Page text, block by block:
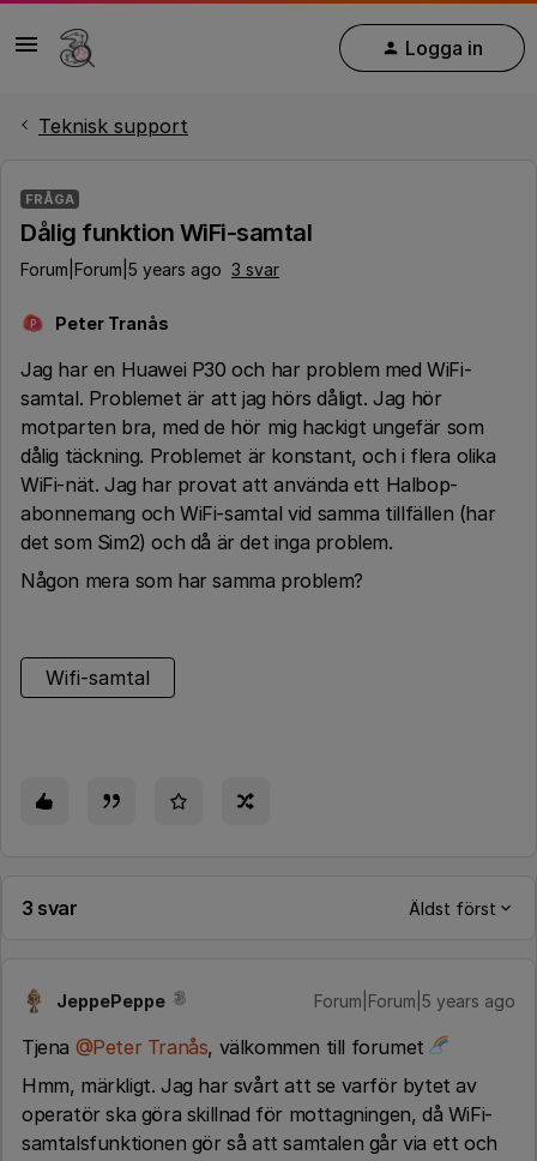
Logga in
Teknisk support
FRÅGA
Dålig funktion WiFi-samtal
Forum|Forum|5 years ago 3 svar
P Peter Tranås
Jag har en Huawei P30 och har problem med WiFi-
samtal. Problemet är att jag hörs dåligt. Jag hör
motparten bra, med de hör mig hackigt ungefär som
dålig täckning. Problemet är konstant, och i flera olika
WiFi-nät. Jag har provat att använda ett Halbop-
abonnemang och WiFi-samtal vid samma tillfällen (har
det som Sim2) och då är det inga problem.
Någon mera som har samma problem?
Wifi-samtal
3 svar Äldst först
JeppePeppe Forum|Forum|5 years ago
Tjena @Peter Tranås, välkommen till forumet
Hmm, märkligt. Jag har svårt att se varför bytet av
operatör ska göra skillnad för mottagningen, då WiFi-
samtalsfunktionen gör så att samtalen går via ett och